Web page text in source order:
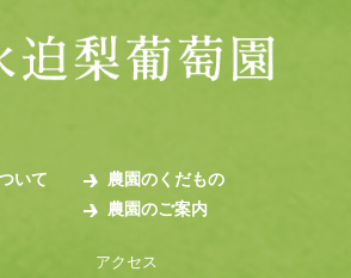
いて
農園のくだもの
農園のご案内
アクセス